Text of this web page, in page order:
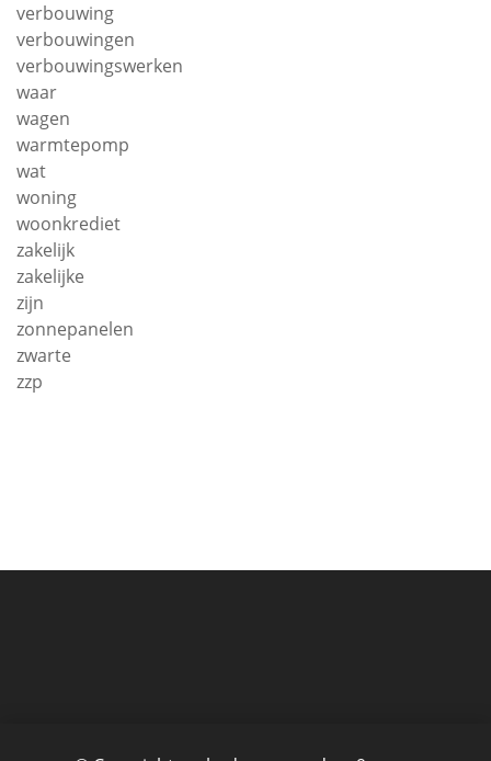
verbouwing
verbouwingen
verbouwingswerken
waar
wagen
warmtepomp
wat
woning
woonkrediet
zakelijk
zakelijke
zijn
zonnepanelen
zwarte
zzp